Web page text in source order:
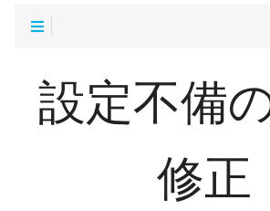
設定不備
修正